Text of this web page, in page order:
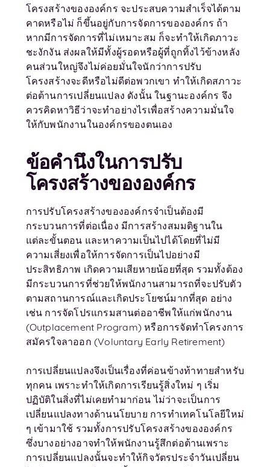
โครงสร้างขององค์กร จะประสบความสำเร็จได้ตาม
คาดหรือไม่ ก็ขึ้นอยู่กับการจัดการขององค์กร ถ้า
หากมีการจัดการที่ไม่เหมาะสม ก็จะทำให้เกิดภาวะ
ชะงักงัน ส่งผลให้มีทั้งผู้รอดหรือผู้ที่ถูกทิ้งไว้ข้างหลัง
คนส่วนใหญ่จึงไม่ค่อยมั่นใจนักว่าการปรับ
โครงสร้างจะดีหรือไม่ดีต่อพวกเขา ทำให้เกิดสภาวะ
ต่อต้านการเปลี่ยนแปลง ดังนั้น ในฐานะองค์กร จึง
ควรคิดหาวิธีว่าจะทำอย่างไรเพื่อสร้างความมั่นใจ
ให้กับพนักงานในองค์กรของตนเอง
ข้อคำนึงในการปรับ
โครงสร้างขององค์กร
การปรับโครงสร้างขององค์กรจำเป็นต้องมี
กระบวนการที่ต่อเนื่อง มีการสร้างสมมติฐานใน
แต่ละขั้นตอน และหาความเป็นไปได้โดยที่ไม่มี
ความเสี่ยงเพื่อให้การจัดการเป็นไปอย่างมี
ประสิทธิภาพ เกิดความเสียหายน้อยที่สุด รวมทั้งต้อง
มีกระบวนการที่ช่วยให้พนักงานสามารถที่จะปรับตัว
ตามสถานการณ์และเกิดประโยชน์มากที่สุด อย่าง
เช่น การจัดโปรแกรมสานต่ออาชีพให้แก่พนักงาน
(Outplacement Program) หรือการจัดทำโครงการ
สมัครใจลาออก (Voluntary Early Retirement)
การเปลี่ยนแปลงจึงเป็นเรื่องที่ค่อนข้างท้าทายสำหรับ
ทุกคน เพราะทำให้เกิดการเรียนรู้สิ่งใหม่ ๆ เริ่ม
ปฏิบัติในสิ่งที่ไม่เคยทำมาก่อน ไม่ว่าจะเป็นการ
เปลี่ยนแปลงทางด้านนโยบาย การทำเทคโนโลยีใหม่
ๆ เข้ามาใช้ รวมทั้งการปรับโครงสร้างขององค์กร
ซึ่งบางอย่างอาจทำให้พนักงานรู้สึกต่อต้านเพราะ
การเปลี่ยนแปลงนั้นจะทำให้กิจวัตรประจำวันเปลี่ยน